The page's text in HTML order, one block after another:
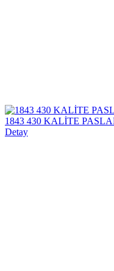
1843 430 KALİTE
Detay